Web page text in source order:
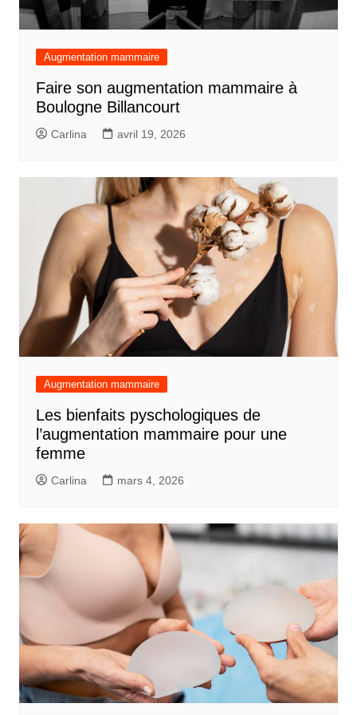
Augmentation mammaire
Faire son augmentation mammaire à
Boulogne Billancourt
Carlina avril 19, 2026
Augmentation mammaire
Les bienfaits pyschologiques de
l’augmentation mammaire pour une
femme
Carlina mars 4, 2026